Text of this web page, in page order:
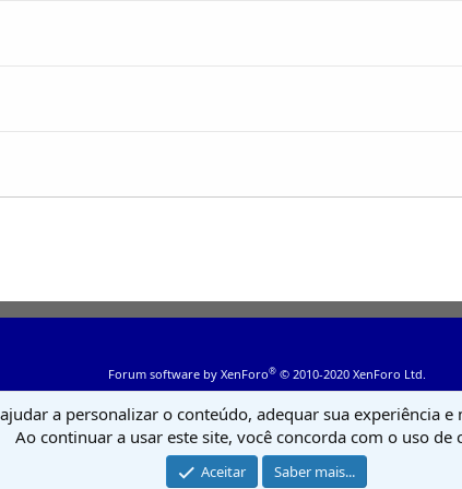
Forum software by XenForo® © 2010-2020 XenForo Ltd.
a personalizar o conteúdo, adequar sua experiência
Ao continuar a usar este site, você concorda com o uso de
Aceitar Saber mais...